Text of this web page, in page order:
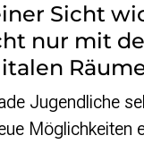
Sicht
nur mit
Jugendliche
Möglichkeiten